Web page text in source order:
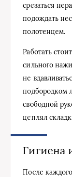
срезаться
подождать
полотенцем.
Работать
сильного
не
подбородком
свободной
цеплял
Гигиена
После